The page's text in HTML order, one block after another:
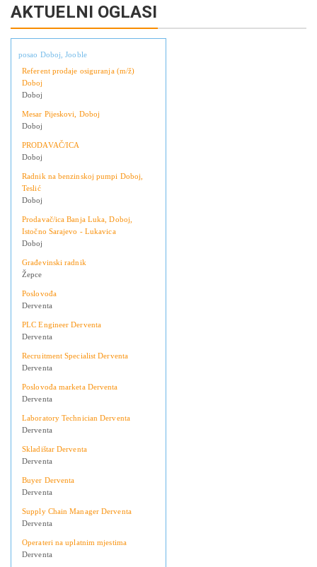
AKTUELNI OGLASI
posao Doboj, Jooble
Referent prodaje osiguranja (m/ž)
Doboj
Doboj
Mesar Pijeskovi, Doboj
Doboj
PRODAVAČ/ICA
Doboj
Radnik na benzinskoj pumpi Doboj,
Teslić
Doboj
Prodavač/ica Banja Luka, Doboj,
Istočno Sarajevo - Lukavica
Doboj
Građevinski radnik
Žepce
Poslovođa
Derventa
PLC Engineer Derventa
Derventa
Recruitment Specialist Derventa
Derventa
Poslovođa marketa Derventa
Derventa
Laboratory Technician Derventa
Derventa
Skladištar Derventa
Derventa
Buyer Derventa
Derventa
Supply Chain Manager Derventa
Derventa
Operateri na uplatnim mjestima
Derventa